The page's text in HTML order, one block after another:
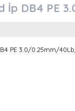
İp DB4 PE